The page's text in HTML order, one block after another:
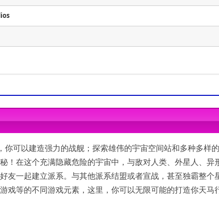
VRAM)
4 GB VRAM)
可以建造强力的战舰；探索雄伟的宇宙空间站和多种多样
！在这个充满隐藏危险的宇宙中，与敌对人类、外星人、异
一起建立派系。与其他派系结盟或者宣战，甚至独霸整个
戏等的不同游戏元素，这里，你可以无限可能的打造你天马